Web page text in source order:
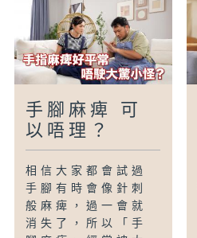
手腳麻痺 可
以唔理？
相信大家都會試過
手腳有時會像針刺
般麻痺，過一會就
消失了，所以「手